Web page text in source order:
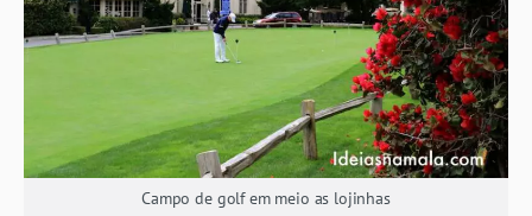
Campo de golf em meio as lojinhas